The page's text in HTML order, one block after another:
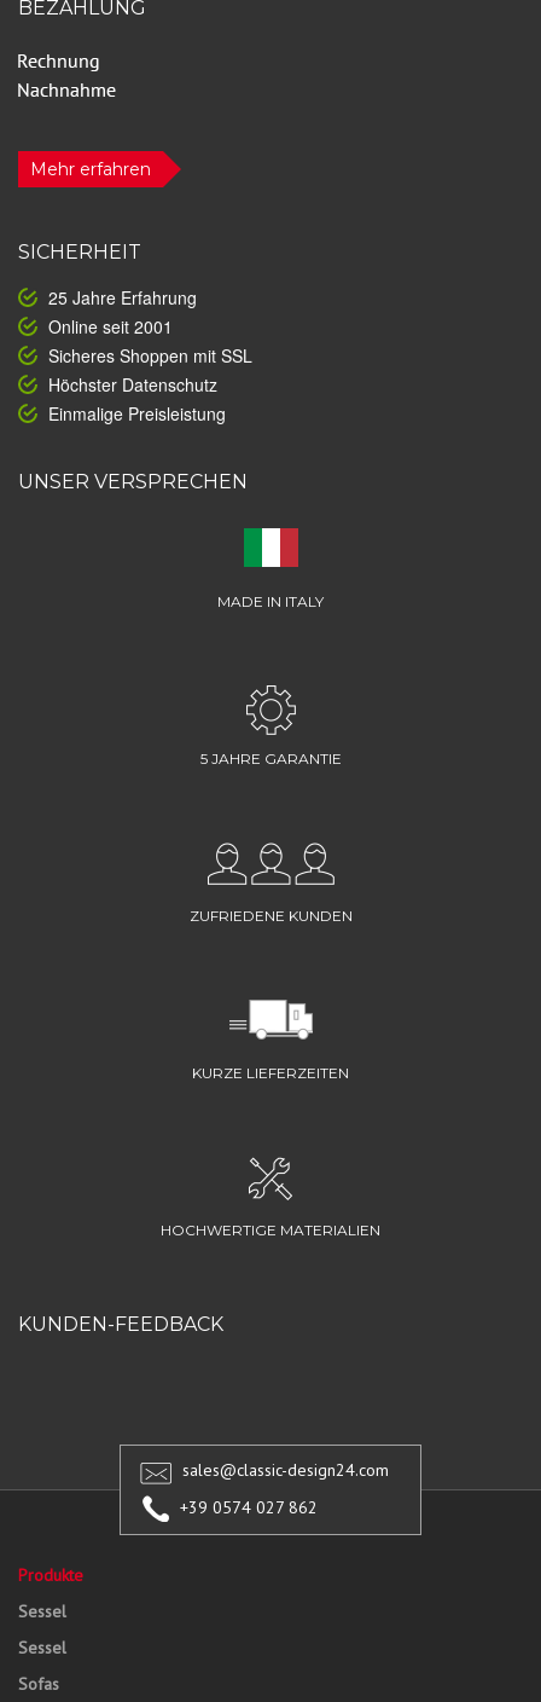
BEZAHLUNG
Mehr erfahren
SICHERHEIT
25 Jahre Erfahrung
Online seit 2001
Sicheres Shoppen mit SSL
Höchster Datenschutz
Einmalige Preisleistung
UNSER VERSPRECHEN
MADE IN ITALY
5 JAHRE GARANTIE
ZUFRIEDENE KUNDEN
KURZE LIEFERZEITEN
HOCHWERTIGE MATERIALIEN
KUNDEN-FEEDBACK
sales@classic-design24.com
+39 0574 027 862
Produkte
Sessel
Sessel
Sofas